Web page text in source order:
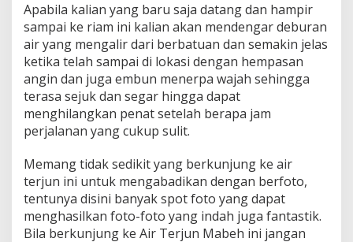
Apabila kalian yang baru saja datang dan hampir
sampai ke riam ini kalian akan mendengar deburan
air yang mengalir dari berbatuan dan semakin jelas
ketika telah sampai di lokasi dengan hempasan
angin dan juga embun menerpa wajah sehingga
terasa sejuk dan segar hingga dapat
menghilangkan penat setelah berapa jam
perjalanan yang cukup sulit.
Memang tidak sedikit yang berkunjung ke air
terjun ini untuk mengabadikan dengan berfoto,
tentunya disini banyak spot foto yang dapat
menghasilkan foto-foto yang indah juga fantastik.
Bila berkunjung ke Air Terjun Mabeh ini jangan